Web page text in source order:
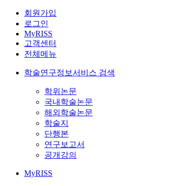
회원가입
로그인
MyRISS
고객센터
전체메뉴
학술연구정보서비스 검색
학위논문
국내학술논문
해외학술논문
학술지
단행본
연구보고서
공개강의
MyRISS